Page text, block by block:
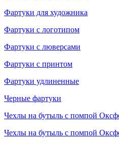
Фартуки для художника
Фартуки с логотипом
Фартуки с люверсами
Фартуки с принтом
Фартуки удлиненные
Черные фартуки
Чехлы на бутыль с помпой
Чехлы на бутыль с помпой